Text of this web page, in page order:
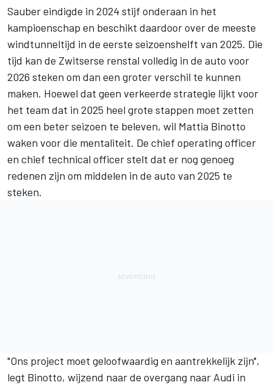
Sauber eindigde in 2024 stijf onderaan in het
kampioenschap en beschikt daardoor over de meeste
windtunneltijd in de eerste seizoenshelft van 2025. Die
tijd kan de Zwitserse renstal volledig in de auto voor
2026 steken om dan een groter verschil te kunnen
maken. Hoewel dat geen verkeerde strategie lijkt voor
het team dat in 2025 heel grote stappen moet zetten
om een beter seizoen te beleven, wil Mattia Binotto
waken voor die mentaliteit. De chief operating officer
en chief technical officer stelt dat er nog genoeg
redenen zijn om middelen in de auto van 2025 te
steken.
"Ons project moet geloofwaardig en aantrekkelijk zijn",
legt Binotto, wijzend naar de overgang naar Audi in